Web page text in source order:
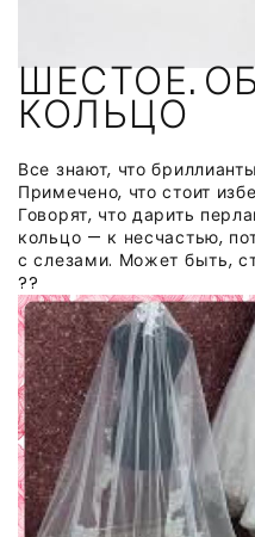
ШЕСТОЕ.
КОЛЬЦО
Все знают, что
Примечено, что стоит
Говорят, что дарить
кольцо — к несчастью,
с слезами. Может быть,
??